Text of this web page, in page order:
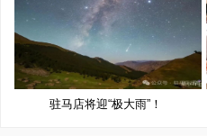
驻马店将迎“极大雨”！